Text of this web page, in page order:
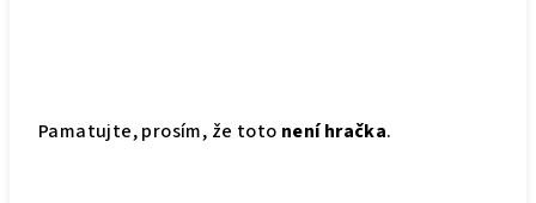
Pamatujte, prosím, že toto není hračka.